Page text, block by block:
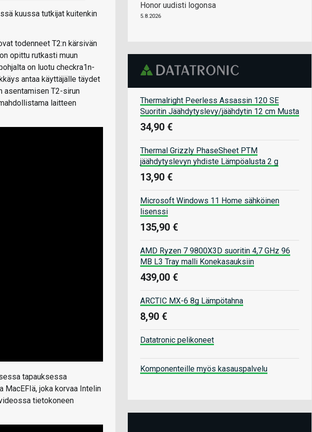
kuussa tutkijat kuitenkin
todenneet T2:n kärsivän
opittu rutkasti muun
on luotu checkra1n-
antaa käyttäjälle täydet
asentamisen T2-sirun
laitteen
tapauksessa
joka korvaa Intelin
tietokoneen
Honor uudisti logonsa
5.8.2026
Thermalright Peerless Assassin 120 SE
Suoritin Jäähdytyslevy/jäähdytin 12 cm Musta
34,90 €
Thermal Grizzly PhaseSheet PTM
jäähdytyslevyn yhdiste Lämpöalusta 2 g
13,90 €
Microsoft Windows 11 Home sähköinen
lisenssi
135,90 €
AMD Ryzen 7 9800X3D suoritin 4,7 GHz 96
MB L3 Tray malli Konekasauksiin
439,00 €
ARCTIC MX-6 8g Lämpötahna
8,90 €
Datatronic pelikoneet
Komponenteille myös kasauspalvelu